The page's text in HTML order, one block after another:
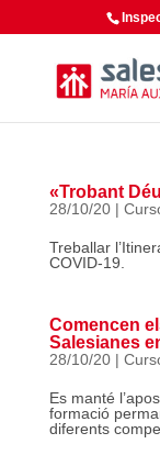
«Trobant
28/10/20|
Treballar
COVID-19.
Comencen
Salesianes
28/10/20|
Es manté
formació
diferents